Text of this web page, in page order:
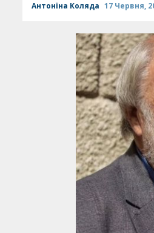
Антоніна Коляда 17 Червня,